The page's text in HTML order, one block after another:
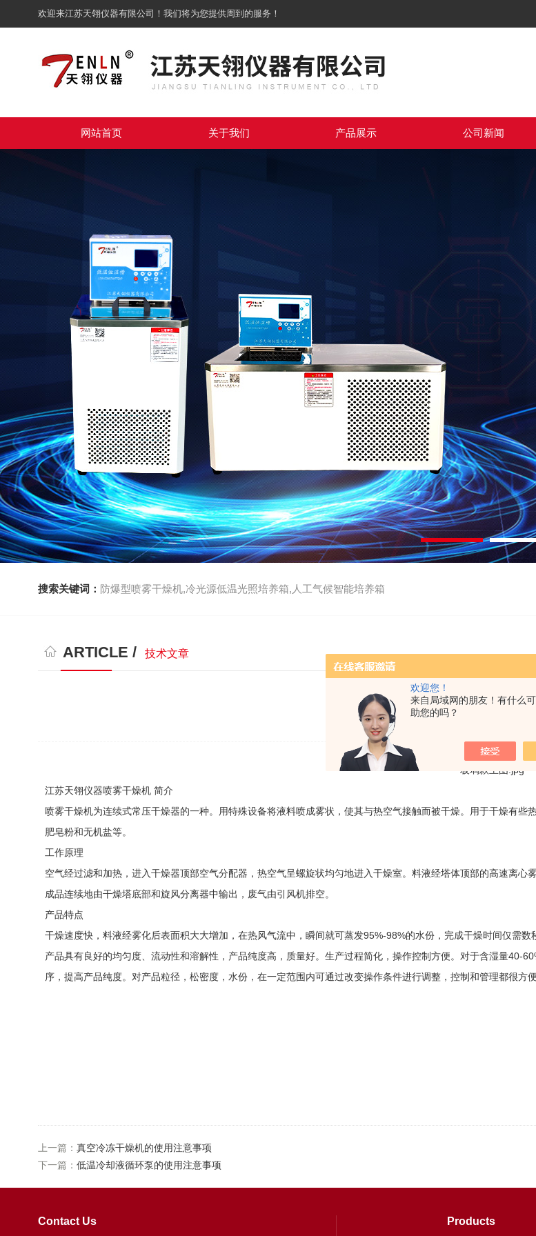
欢迎您！
来自局域网的朋友！有什么
助您的吗？
欢迎来江苏天翎仪器有限公司！我们将为您提供周到的服务！
网站首页 关于我们 产品展示 公司新闻
搜索关键词： 防爆型喷雾干燥机,冷光源低温光照培养箱,人工气候智能培养箱
ARTICLE / 技术文章
喷雾干燥机的工作
发布日期：2023-03-18 浏览次
江苏天翎仪器喷雾干燥机 简介
喷雾干燥机为连续式常压干燥器的一种。用特殊设备将液料喷成雾状，使其与热空气接触而被干燥。用于干燥有
肥皂粉和无机盐等。
工作原理
空气经过滤和加热，进入干燥器顶部空气分配器，热空气呈螺旋状均匀地进入干燥室。料液经塔体顶部的高速离
成品连续地由干燥塔底部和旋风分离器中输出，废气由引风机排空。
产品特点
干燥速度快，料液经雾化后表面积大大增加，在热风气流中，瞬间就可蒸发95%-98%的水份，完成干燥时间仅需数
产品具有良好的均匀度、流动性和溶解性，产品纯度高，质量好。生产过程简化，操作控制方便。对于含湿量40-
序，提高产品纯度。对产品粒径，松密度，水份，在一定范围内可通过改变操作条件进行调整，控制和管理都很方便
上一篇： 真空冷冻干燥机的使用注意事项
下一篇： 低温冷却液循环泵的使用注意事项
Contact Us Products